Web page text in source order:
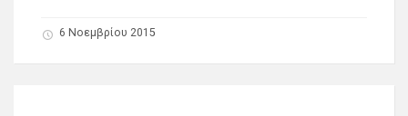
6 Νοεμβρίου 2015